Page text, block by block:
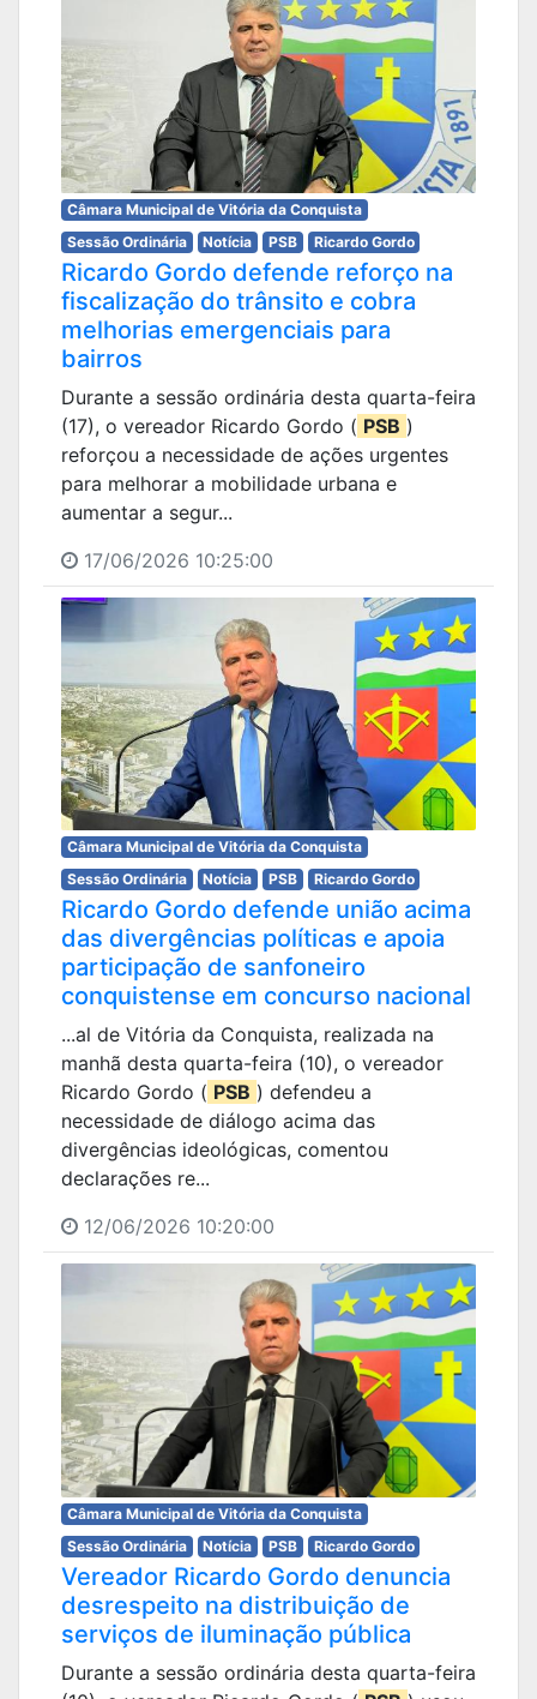
Câmara Municipal de Vitória da Conquista
Sessão Ordinária
Notícia PSB Ricardo Gordo
Ricardo Gordo defende reforço na
fiscalização do trânsito e cobra
melhorias emergenciais para
bairros
Durante a sessão ordinária desta quarta-feira
(17), o vereador Ricardo Gordo ( PSB )
reforçou a necessidade de ações urgentes
para melhorar a mobilidade urbana e
aumentar a segur...
17/06/2026 10:25:00
Câmara Municipal de Vitória da Conquista
Sessão Ordinária
Notícia PSB Ricardo Gordo
Ricardo Gordo defende união acima
das divergências políticas e apoia
participação de sanfoneiro
conquistense em concurso nacional
...al de Vitória da Conquista, realizada na
manhã desta quarta-feira (10), o vereador
Ricardo Gordo ( PSB ) defendeu a
necessidade de diálogo acima das
divergências ideológicas, comentou
declarações re...
12/06/2026 10:20:00
Câmara Municipal de Vitória da Conquista
Sessão Ordinária
Notícia PSB Ricardo Gordo
Vereador Ricardo Gordo denuncia
desrespeito na distribuição de
serviços de iluminação pública
Durante a sessão ordinária desta quarta-feira